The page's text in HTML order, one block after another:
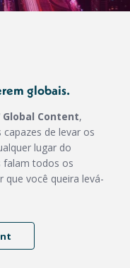
globais.
Global Content,
de levar os
lugar do
falam todos os
que você queira levá-